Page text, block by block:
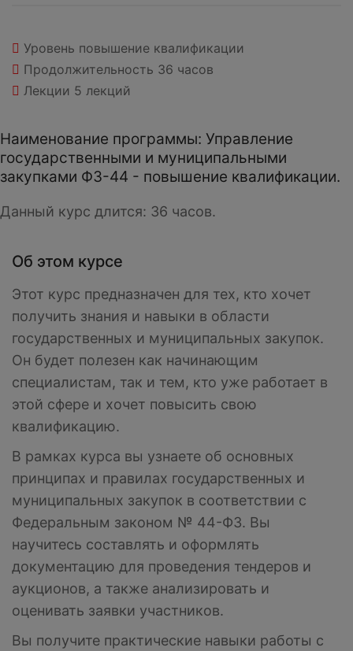
Уровень повышение квалификации
Продолжительность 36 часов
Лекции 5 лекций
Наименование программы: Управление
государственными и муниципальными
закупками ФЗ-44 - повышение квалификации.
Данный курс длится: 36 часов.
Об этом курсе
Этот курс предназначен для тех, кто хочет
получить знания и навыки в области
государственных и муниципальных закупок.
Он будет полезен как начинающим
специалистам, так и тем, кто уже работает в
этой сфере и хочет повысить свою
квалификацию.
В рамках курса вы узнаете об основных
принципах и правилах государственных и
муниципальных закупок в соответствии с
Федеральным законом № 44-ФЗ. Вы
научитесь составлять и оформлять
документацию для проведения тендеров и
аукционов, а также анализировать и
оценивать заявки участников.
Вы получите практические навыки работы с